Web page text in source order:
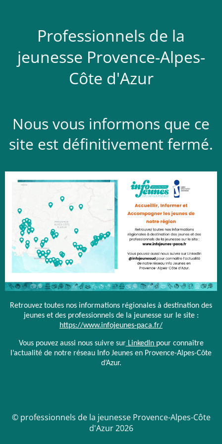
Professionnels de la
jeunesse Provence-Alpes-
Côte d'Azur
Nous vous informons que ce
site est définitivement fermé.
Retrouvez toutes nos informations régionales à destination des
jeunes et des professionnels de la jeunesse sur le site :
https://www.infojeunes-paca.fr/
Vous pouvez aussi nous suivre surLinkedIn pour connaître
l’actualité de notre réseau Info Jeunes en Provence-Alpes-Côte
d’Azur.
© professionnels de la jeunesse Provence-Alpes-Côte
d'Azur 2026